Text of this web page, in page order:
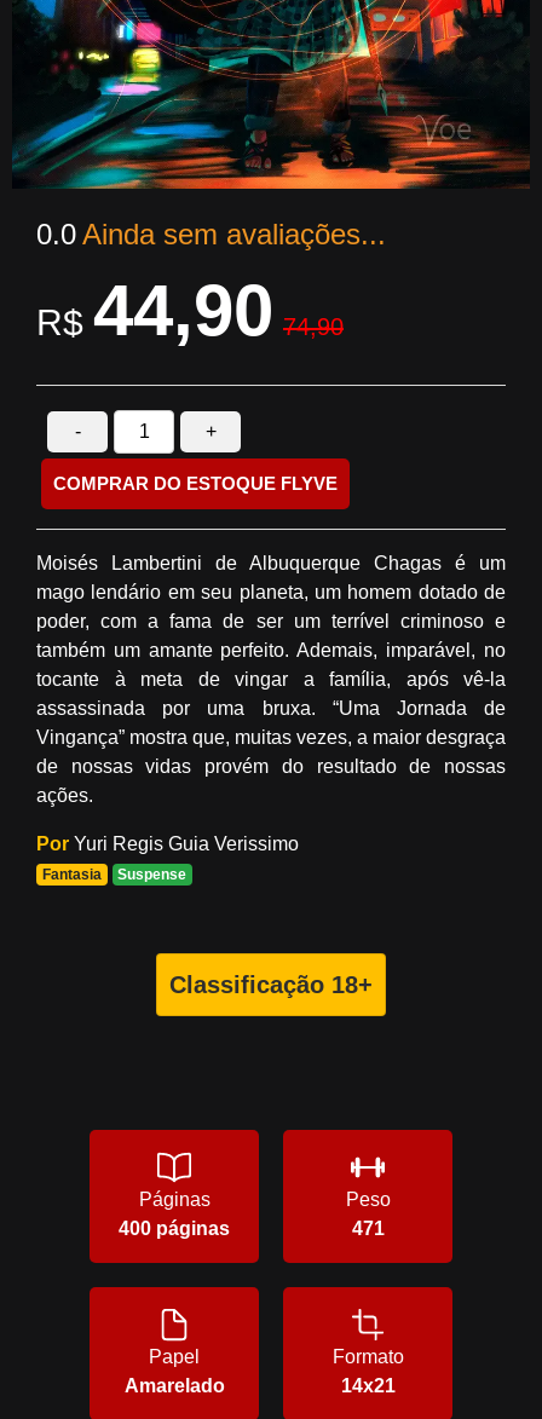
0.0Ainda sem avaliações...
R$ 44,90 74,90
- +
COMPRAR DO ESTOQUE FLYVE
Moisés Lambertini de Albuquerque Chagas é um
mago lendário em seu planeta, um homem dotado de
poder, com a fama de ser um terrível criminoso e
também um amante perfeito. Ademais, imparável, no
tocante à meta de vingar a família, após vê-la
assassinada por uma bruxa. “Uma Jornada de
Vingança” mostra que, muitas vezes, a maior desgraça
de nossas vidas provém do resultado de nossas
ações.
Por Yuri Regis Guia Verissimo
Fantasia Suspense
Classificação 18+
Páginas
400 páginas
Peso
471
Papel
Amarelado
Formato
14x21